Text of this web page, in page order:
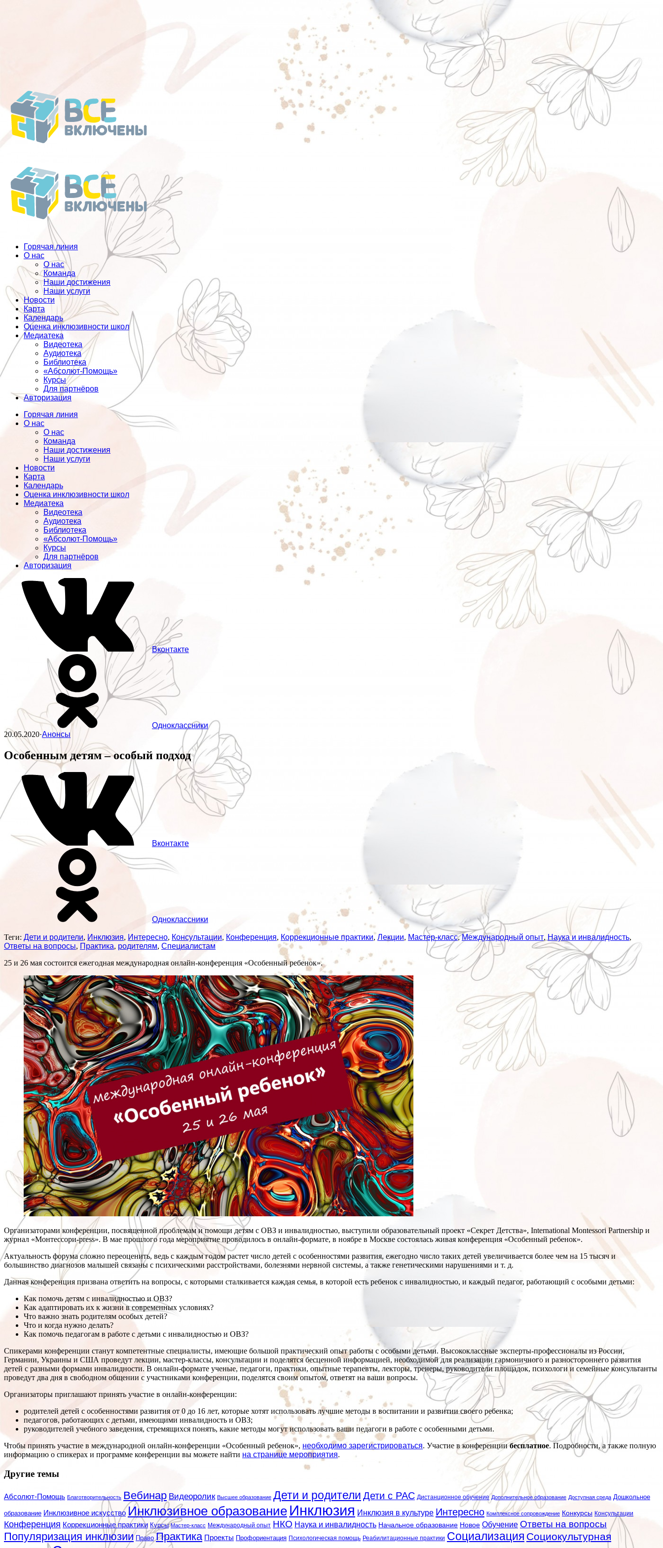
Горячая линия
О нас
О нас
Команда
Наши достижения
Наши услуги
Новости
Карта
Календарь
Оценка инклюзивности школ
Медиатека
Видеотека
Аудиотека
Библиотека
«Абсолют-Помощь»
Курсы
Для партнёров
Авторизация
Горячая линия
О нас
О нас
Команда
Наши достижения
Наши услуги
Новости
Карта
Календарь
Оценка инклюзивности школ
Медиатека
Видеотека
Аудиотека
Библиотека
«Абсолют-Помощь»
Курсы
Для партнёров
Авторизация
Вконтакте
Одноклассники
20.05.2020·Анонсы
Особенным детям – особый подход
Вконтакте
Одноклассники
Теги: Дети и родители, Инклюзия, Интересно, Консультации, Конференция, Коррекционные практики, Лекции, Мастер-класс,Международный опыт, Наука и инвалидность,
Ответы на вопросы, Практика, родителям, Специалистам
25 и 26 мая состоится ежегодная международная онлайн-конференция «Особенный ребенок».
Организаторами конференции, посвященной проблемам и помощи детям с ОВЗ и инвалидностью, выступили образовательный проект «Секрет Детства», International Montessori Partnership и
журнал «Монтессори-press». В мае прошлого года мероприятие проводилось в онлайн-формате, в ноябре в Москве состоялась живая конференция «Особенный ребенок».
Актуальность форума сложно переоценить, ведь с каждым годом растет число детей с особенностями развития, ежегодно число таких детей увеличивается более чем на 15 тысяч и
большинство диагнозов малышей связаны с психическими расстройствами, болезнями нервной системы, а также генетическими нарушениями и т. д.
Данная конференция призвана ответить на вопросы, с которыми сталкивается каждая семья, в которой есть ребенок с инвалидностью, и каждый педагог, работающий с особыми детьми:
Как помочь детям с инвалидностью и ОВЗ?
Как адаптировать их к жизни в современных условиях?
Что важно знать родителям особых детей?
Что и когда нужно делать?
Как помочь педагогам в работе с детьми с инвалидностью и ОВЗ?
Спикерами конференции станут компетентные специалисты, имеющие большой практический опыт работы с особыми детьми. Высококлассные эксперты-профессионалы из России,
Германии, Украины и США проведут лекции, мастер-классы, консультации и поделятся бесценной информацией, необходимой для реализации гармоничного и разностороннего развития
детей с разными формами инвалидности. В онлайн-формате ученые, педагоги, практики, опытные терапевты, лекторы, тренеры, руководители площадок, психологи и семейные консультанты
проведут два дня в свободном общении с участниками конференции, поделятся своим опытом, ответят на ваши вопросы.
Организаторы приглашают принять участие в онлайн-конференции:
родителей детей с особенностями развития от 0 до 16 лет, которые хотят использовать лучшие методы в воспитании и развитии своего ребенка;
педагогов, работающих с детьми, имеющими инвалидность и ОВЗ;
руководителей учебного заведения, стремящихся понять, какие методы могут использовать ваши педагоги в работе с особенными детьми.
Чтобы принять участие в международной онлайн-конференции «Особенный ребенок», необходимо зарегистрироваться. Участие в конференциибесплатное. Подробности, а также полную
информацию о спикерах и программе конференции вы можете найти на странице мероприятия.
Другие темы
Абсолют-Помощь Благотворительность Вебинар Видеоролик Высшее образование Дети и родители Дети с РАС Дистанционное обучение Дополнительное образование Доступная среда Дошкольное
образование Инклюзивное искусство Инклюзивное образование Инклюзия Инклюзия в культуре Интересно Комплексное сопровождение Конкурсы Консультации
Конференция Коррекционные практики Курсы Мастер-класс Международный опыт НКО Наука и инвалидность Начальное образование Новое Обучение Ответы на вопросы
Популяризация инклюзии Право Практика Проекты Профориентация Психологическая помощь Реабилитационные практики Социализация Социокультурная